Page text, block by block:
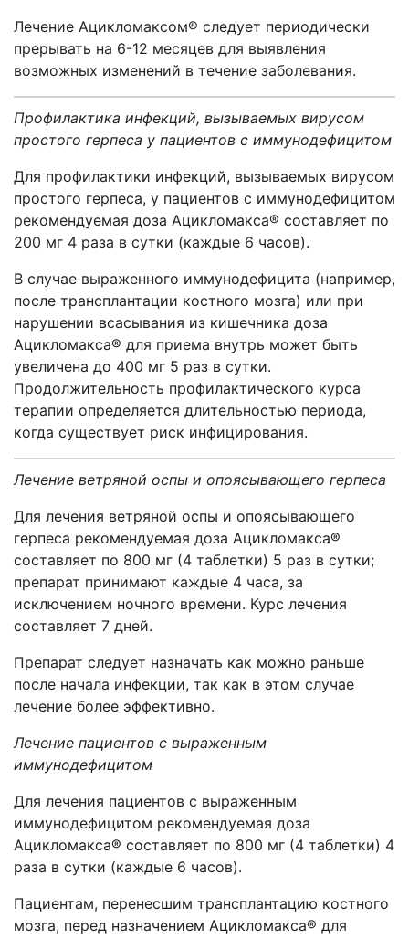
Лечение Ацикломаксом® следует периодически
прерывать на 6-12 месяцев для выявления
возможных изменений в течение заболевания.
Профилактика инфекций, вызываемых вирусом
простого герпеса у пациентов с иммунодефицитом
Для профилактики инфекций, вызываемых вирусом
простого герпеса, у пациентов с иммунодефицитом
рекомендуемая доза Ацикломакса® составляет по
200 мг 4 раза в сутки (каждые 6 часов).
В случае выраженного иммунодефицита (например,
после трансплантации костного мозга) или при
нарушении всасывания из кишечника доза
Ацикломакса® для приема внутрь может быть
увеличена до 400 мг 5 раз в сутки.
Продолжительность профилактического курса
терапии определяется длительностью периода,
когда существует риск инфицирования.
Лечение ветряной оспы и опоясывающего герпеса
Для лечения ветряной оспы и опоясывающего
герпеса рекомендуемая доза Ацикломакса®
составляет по 800 мг (4 таблетки) 5 раз в сутки;
препарат принимают каждые 4 часа, за
исключением ночного времени. Курс лечения
составляет 7 дней.
Препарат следует назначать как можно раньше
после начала инфекции, так как в этом случае
лечение более эффективно.
Лечение пациентов с выраженным
иммунодефицитом
Для лечения пациентов с выраженным
иммунодефицитом рекомендуемая доза
Ацикломакса® составляет по 800 мг (4 таблетки) 4
раза в сутки (каждые 6 часов).
Пациентам, перенесшим трансплантацию костного
мозга, перед назначением Ацикломакса® для